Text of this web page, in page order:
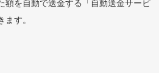
額を自動で送金する「自動送金サービ
す。